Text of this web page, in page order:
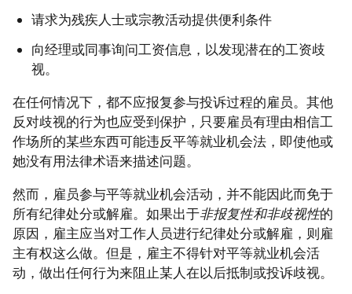
请求为残疾人士或宗教活动提供便利条件
向经理或同事询问工资信息，以发现潜在的工资歧
视。
在任何情况下，都不应报复参与投诉过程的雇员。其他
反对歧视的行为也应受到保护，只要雇员有理由相信工
作场所的某些东西可能违反平等就业机会法，即使他或
她没有用法律术语来描述问题。
然而，雇员参与平等就业机会活动，并不能因此而免于
所有纪律处分或解雇。如果出于非报复性和非歧视性的
原因，雇主应当对工作人员进行纪律处分或解雇，则雇
主有权这么做。但是，雇主不得针对平等就业机会活
动，做出任何行为来阻止某人在以后抵制或投诉歧视。